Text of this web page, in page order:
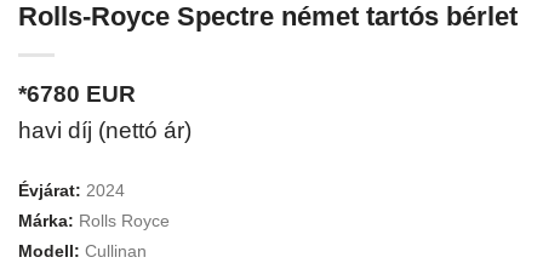
Rolls-Royce Spectre német tartós bérlet
*6780 EUR
havi díj (nettó ár)
Évjárat: 2024
Márka: Rolls Royce
Modell: Cullinan